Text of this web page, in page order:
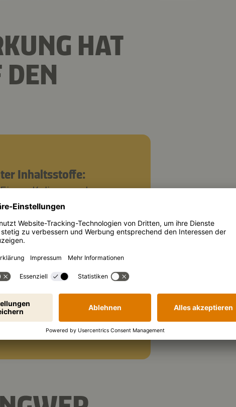
HAT
Inhaltsstoffe:
Kalium und
ayurvedischen und
Medizin wird
und
Wirkung geschätzt. Er
das
Übelkeit lindern. Er
Durchblutung an und